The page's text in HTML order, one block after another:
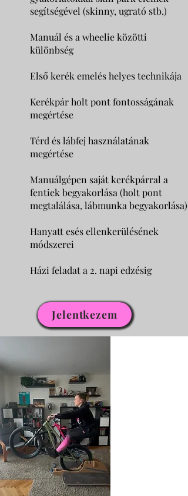
segítségével (skinny, ugrató stb.)
Manuál és a wheelie közötti
különbség
Első kerék emelés helyes technikája
Kerékpár holt pont fontosságának
megértése
Térd és lábfej használatának
megértése
Manuálgépen saját kerékpárral a
fentiek begyakorlása (holt pont
megtalálása, lábmunka begyakorlása)
Hanyatt esés ellenkerülésének
módszerei
Házi feladat a 2. napi edzésig
Jelentkezem